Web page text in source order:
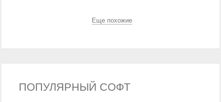
Еще похожие
ПОПУЛЯРНЫЙ СОФТ